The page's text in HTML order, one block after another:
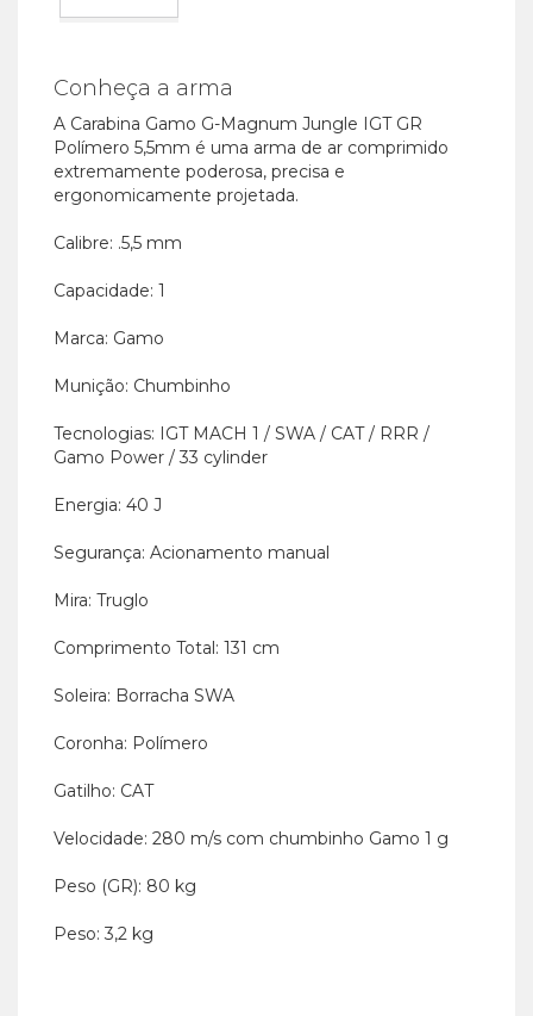
Conheça a arma
A Carabina Gamo G-Magnum Jungle IGT GR
Polímero 5,5mm é uma arma de ar comprimido
extremamente poderosa, precisa e
ergonomicamente projetada.
Calibre: .5,5 mm
Capacidade: 1
Marca: Gamo
Munição: Chumbinho
Tecnologias: IGT MACH 1 / SWA / CAT / RRR /
Gamo Power / 33 cylinder
Energia: 40 J
Segurança: Acionamento manual
Mira: Truglo
Comprimento Total: 131 cm
Soleira: Borracha SWA
Coronha: Polímero
Gatilho: CAT
Velocidade: 280 m/s com chumbinho Gamo 1 g
Peso (GR): 80 kg
Peso: 3,2 kg